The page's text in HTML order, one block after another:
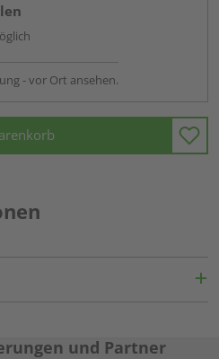
- vor Ort ansehen.
und Partner